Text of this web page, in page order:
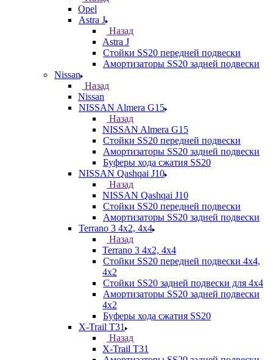
Opel
Astra J
Назад
Astra J
Стойки SS20 передней подвески
Амортизаторы SS20 задней подвески
Nissan
Назад
Nissan
NISSAN Almera G15
Назад
NISSAN Almera G15
Стойки SS20 передней подвески
Амортизаторы SS20 задней подвески
Буферы хода сжатия SS20
NISSAN Qashqai J10
Назад
NISSAN Qashqai J10
Стойки SS20 передней подвески
Амортизаторы SS20 задней подвески
Terrano 3 4х2, 4х4
Назад
Terrano 3 4х2, 4х4
Стойки SS20 передней подвески 4х4,
4x2
Стойки SS20 задней подвески для 4х4
Амортизаторы SS20 задней подвески
4х2
Буферы хода сжатия SS20
X-Trail T31
Назад
X-Trail T31